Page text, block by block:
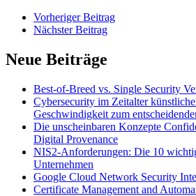
Vorheriger Beitrag
Nächster Beitrag
Neue Beiträge
Best-of-Breed vs. Single Security
Cybersecurity im Zeitalter
Geschwindigkeit zum
Die unscheinbaren Konzepte
Digital Provenance
NIS2-Anforderungen: Die 10
Unternehmen
Google Cloud Network Security
Certificate Management and